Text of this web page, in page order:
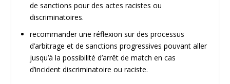
de sanctions pour des actes racistes ou
discriminatoires.
recommander une réflexion sur des processus
d’arbitrage et de sanctions progressives pouvant aller
jusqu’à la possibilité d’arrêt de match en cas
d’incident discriminatoire ou raciste.